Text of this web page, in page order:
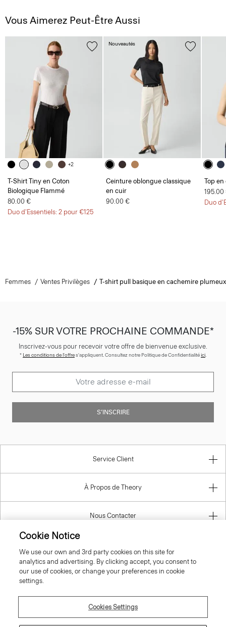
Vous Aimerez Peut-Être Aussi
+2
T-Shirt Tiny en Coton
Biologique Flammé
80.00 €
Duo d'Essentiels: 2 pour €125
Ceinture oblongue classique
en cuir
90.00 €
Nouveautés
Top
195.00
Duo
Femmes Ventes Privilèges T-shirt pull basique en cachemire plumeux
-15% SUR VOTRE PROCHAINE COMMANDE*
Inscrivez-vous pour recevoir votre offre de bienvenue exclusive.
* Les conditions de l'offres'appliquent. Consultez notre Politique de Confidentialitéici.
S’INSCRIRE
Service Client
À Propos de Theory
Nous Contacter
Cookie Notice
We use our own and 3rd party cookies on this site for
analytics and advertising. By clicking accept, you consent to
our use of cookies, or change your preferences in cookie
settings.
Cookies Settings